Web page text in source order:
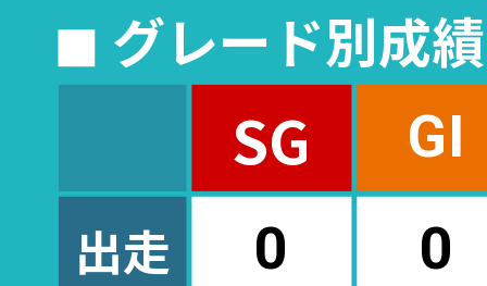
◼︎ グレード別成
SG GI
出走 0 0